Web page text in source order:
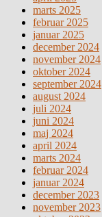
marts 2025
februar 2025
januar 2025
december 2024
november 2024
oktober 2024
september 2024
august 2024
juli 2024
juni 2024
maj 2024
april 2024
marts 2024
februar 2024
januar 2024
december 2023
november 2023